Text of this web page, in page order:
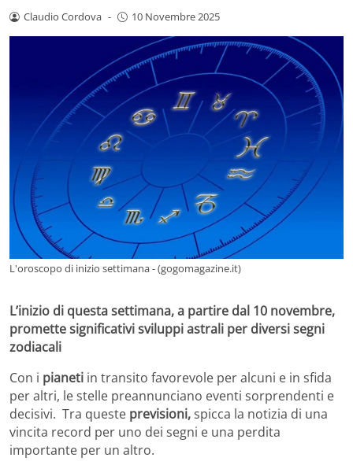
Claudio Cordova - 10 Novembre 2025
L'oroscopo di inizio settimana - (gogomagazine.it)
L’inizio di questa settimana, a partire dal 10 novembre,
promette significativi sviluppi astrali per diversi segni
zodiacali
Con i pianeti in transito favorevole per alcuni e in sfida
per altri, le stelle preannunciano eventi sorprendenti e
decisivi. Tra queste previsioni,spicca la notizia di una
vincita record per uno dei segni e una perdita
importante per un altro.